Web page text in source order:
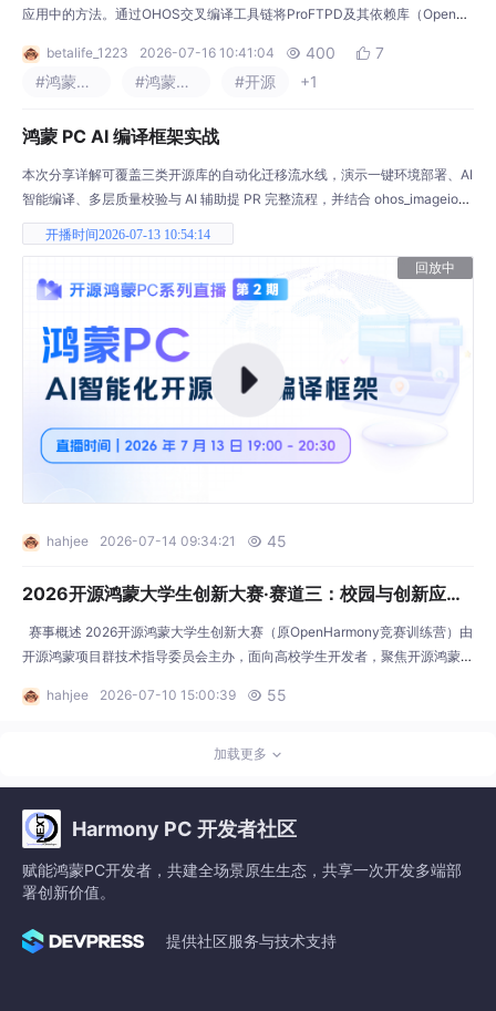
应用中的方法。通过OHOS交叉编译工具链将ProFTPD及其依赖库（OpenSS
I桥接层启动ProFTPD子进程，实现ArkUI界面与FTP服务进程的分离运行。
移植的关键在于让FTP服务器适应OHOS沙箱环境，包括修改
betalife_1223 2026-07-16 10:41:04  400  7
#鸿蒙应用开发
#鸿蒙系统 #开源 +1
鸿蒙 PC AI 编译框架实战
本次分享详解可覆盖三类开源库的自动化迁移流水线，演示一键环境部署、AI
智能编译、多层质量校验与 AI 辅助提 PR 完整流程，并结合 ohos_imageio
图片转换实战案例讲解 Python 库鸿蒙 PC 端落地方案，一站式解决开源软件
适配难题，大幅降低鸿蒙 PC 生态适配成本。
开播时间2026-07-13 10:54:14
回放中
hahjee 2026-07-14 09:34:21  45
2026开源鸿蒙大学生创新大赛·赛道三：校园与创新应用
赛道
赛事概述 2026开源鸿蒙大学生创新大赛（原OpenHarmony竞赛训练营）由
开源鸿蒙项目群技术指导委员会主办，面向高校学生开发者，聚焦开源鸿蒙技
赛道、校园与创新应用赛道。 赛道说明 开放型赛道，高校学生完成开源鸿蒙
鸿蒙应用市场。专家组从创新度、体
hahjee 2026-07-10 15:00:39  55
加载更多
Harmony PC 开发者社区
赋能鸿蒙PC开发者，共建全场景原生生态，共享一次开发多端部
署创新价值。
提供社区服务与技术支持